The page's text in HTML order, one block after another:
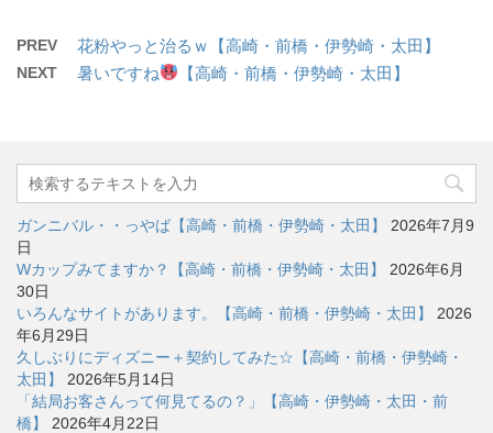
PREV 花粉やっと治るｗ【高崎・前橋・伊勢崎・太田】
NEXT 暑いですね 【高崎・前橋・伊勢崎・太田】
ガンニバル・・っやば【高崎・前橋・伊勢崎・太田】
2026年7月9
日
Wカップみてますか？【高崎・前橋・伊勢崎・太田】
2026年6月
30日
いろんなサイトがあります。【高崎・前橋・伊勢崎・太田】
2026
年6月29日
久しぶりにディズニー＋契約してみた☆【高崎・前橋・伊勢崎・
太田】
2026年5月14日
「結局お客さんって何見てるの？」【高崎・伊勢崎・太田・前
橋】
2026年4月22日